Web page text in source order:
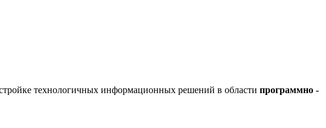
технологичных информационных решений в области программно -